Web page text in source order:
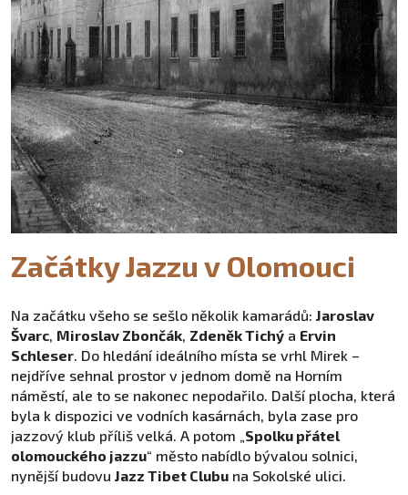
Začátky Jazzu v Olomouci
Na začátku všeho se sešlo několik kamarádů: Jaroslav
Švarc, Miroslav Zbončák, Zdeněk Tichý a Ervin
Schleser. Do hledání ideálního místa se vrhl Mirek –
nejdříve sehnal prostor v jednom domě na Horním
náměstí, ale to se nakonec nepodařilo. Další plocha, která
byla k dispozici ve vodních kasárnách, byla zase pro
jazzový klub příliš velká. A potom „Spolku přátel
olomouckého jazzu“ město nabídlo bývalou solnici,
nynější budovu Jazz Tibet Clubu na Sokolské ulici.